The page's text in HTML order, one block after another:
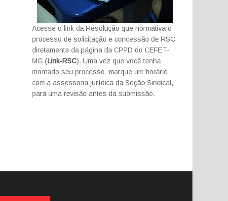
Acesse o link da Resolução que normativa o
processo de solicitação e concessão de RSC
diretamente da página da CPPD do CEFET-
MG (Link-RSC). Uma vez que você tenha
montado seu processo, marque um horário
com a assessoria jurídica da Seção Sindical,
para uma revisão antes da submissão.